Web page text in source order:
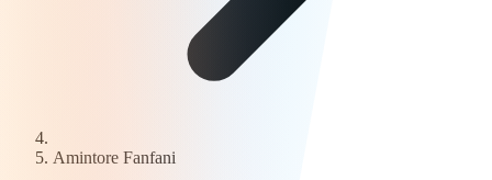
Amintore Fanfani